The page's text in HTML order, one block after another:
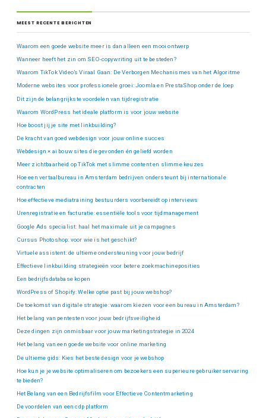
MEEST RECENTE BERICHTEN
Waarom een goede website meer is dan alleen een mooi ontwerp
Wanneer heeft het zin om SEO-copywriting uit te besteden?
Waarom TikTok Video’s Viraal Gaan: De Verborgen Mechanismes van het Algoritme
Moderne websites voor professionele groei: Joomla en PrestaShop onder de loep
Dit zijn de belangrijkste voordelen van tijdregistratie
Waarom WordPress het ideale platform is voor jouw website
Hoe boost jij je site met linkbuilding?
De kracht van goed webdesign voor jouw online succes
Webdesign × ai bouw sites die gevonden én geliefd worden
Meer zichtbaarheid op TikTok met slimme content en slimme keuzes
Hoe een vertaalbureau in Amsterdam bedrijven ondersteunt bij internationale
contracten
Hoe effectieve mediatraining bestuurders voorbereidt op interviews
Urenregistratie en facturatie: essentiële tools voor tijdmanagement
Google Ads specialist: haal het maximale uit je campagnes
Cursus Photoshop: voor wie is het geschikt?
Virtuele assistent: de ultieme ondersteuning voor jouw bedrijf
Effectieve linkbuilding strategieën voor betere zoekmachineposities
Een bedrijfsdatabase kopen
WordPress of Shopify: Welke optie past bij jouw webshop?
De toekomst van digitale strategie: waarom kiezen voor een bureau in Amsterdam?
Het belang van pentesten voor jouw bedrijfsveiligheid
Deze dingen zijn onmisbaar voor jouw marketingstrategie in 2024
Het belang van een goede website voor online marketing
De ultieme gids: Kies het beste design voor je webshop
Hoe kun je je website optimaliseren om bezoekers een superieure gebruikerservaring
te bieden?
Het Belang van een Bedrijfsfilm voor Effectieve Contentmarketing
De voordelen van een cdp platform